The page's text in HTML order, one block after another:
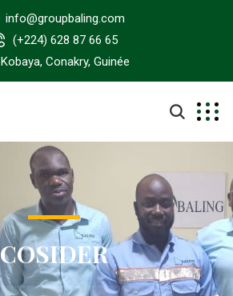
info@groupbaling.com
(+224) 628 87 66 65
Kobaya, Conakry, Guinée
COSIDER